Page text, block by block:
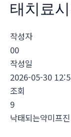
태치료시
작성자
00
작성일
2026-05-30
조회
9
낙태되는약미프